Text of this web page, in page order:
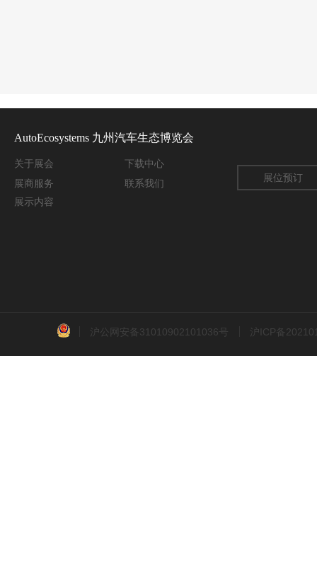
AutoEcosystems 九州汽车生态博览会
关于 展会
下载中心
展商服务
联系我们
展示内容
展位预订
沪公网安备31010902101036号 沪ICP备